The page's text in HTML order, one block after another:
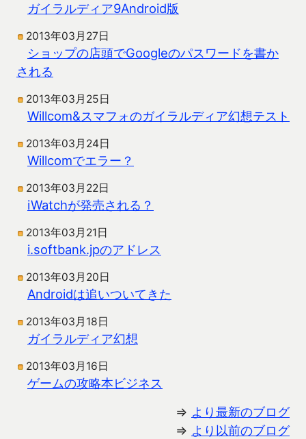
ガイラルディア9Android版
2013年03月27日
ショップの店頭でGoogleのパスワードを書か
される
2013年03月25日
Willcom&スマフォのガイラルディア幻想テスト
2013年03月24日
Willcomでエラー？
2013年03月22日
iWatchが発売される？
2013年03月21日
i.softbank.jpのアドレス
2013年03月20日
Androidは追いついてきた
2013年03月18日
ガイラルディア幻想
2013年03月16日
ゲームの攻略本ビジネス
⇒ より最新のブログ
⇒ より以前のブログ